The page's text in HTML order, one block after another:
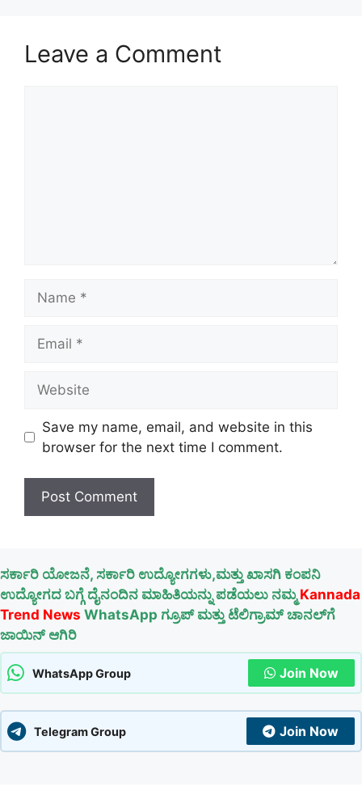
Leave a Comment
Save my name, email, and website in this
browser for the next time I comment.
ಸರ್ಕಾರಿ ಯೋಜನೆ, ಸರ್ಕಾರಿ ಉದ್ಯೋಗಗಳು,ಮತ್ತು ಖಾಸಗಿ ಕಂಪನಿ
ಉದ್ಯೋಗದ ಬಗ್ಗೆ ದೈನಂದಿನ ಮಾಹಿತಿಯನ್ನು ಪಡೆಯಲು ನಮ್ಮKannada
Trend News WhatsApp ಗ್ರೂಪ್ ಮತ್ತು ಟೆಲಿಗ್ರಾಮ್ ಚಾನಲ್‌ಗೆ
ಜಾಯಿನ್ ಆಗಿರಿ
WhatsApp Group Join Now
Telegram Group Join Now